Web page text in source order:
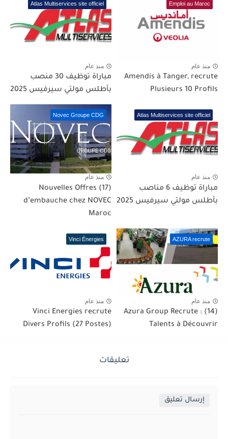
Emploi au Maroc
منذ عام
Amendis à Tanger, recrute
Plusieurs 10 Profils
Atlas Multiservices site officiel
منذ عام
مباراة توظيف 30 منصب
بأطلس مولتي سيرفيس 2025
Atlas Multiservices site officiel
منذ عام
مباراة توظيف 6 مناصب
بأطلس مولتي سيرفيس 2025
Novec Groupe CDG
منذ عام
(17) Nouvelles Offres
d’embauche chez NOVEC
Maroc
AZURA recrute
منذ عام
Azura Group Recrute : (14)
Talents à Découvrir
Vinci Énergies
منذ عام
Vinci Energies recrute
Divers Profils (27 Postes)
تعليقات
إرسال تعليق